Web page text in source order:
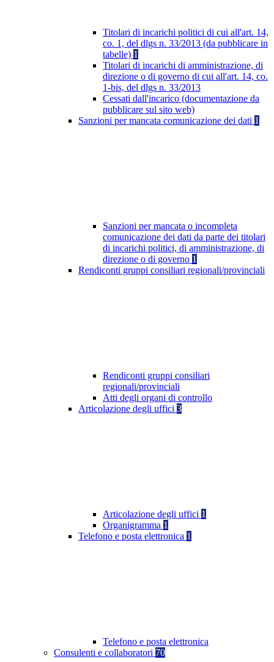
Titolari di incarichi politici di cui all'art. 14,
co. 1, del dlgs n. 33/2013 (da pubblicare in
tabelle) 1
Titolari di incarichi di amministrazione, di
direzione o di governo di cui all'art. 14, co.
1-bis, del dlgs n. 33/2013
Cessati dall'incarico (documentazione da
pubblicare sul sito web)
Sanzioni per mancata comunicazione dei dati 1
Sanzioni per mancata o incompleta
comunicazione dei dati da parte dei titolari
di incarichi politici, di amministrazione, di
direzione o di governo 1
Rendiconti gruppi consiliari regionali/provinciali
Rendiconti gruppi consiliari
regionali/provinciali
Atti degli organi di controllo
Articolazione degli uffici 3
Articolazione degli uffici 1
Organigramma 1
Telefono e posta elettronica 1
Telefono e posta elettronica
Consulenti e collaboratori 70